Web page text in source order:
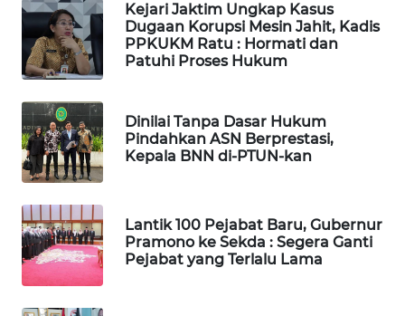
Kejari Jaktim Ungkap Kasus
Dugaan Korupsi Mesin Jahit, Kadis
PPKUKM Ratu : Hormati dan
Patuhi Proses Hukum
Dinilai Tanpa Dasar Hukum
Pindahkan ASN Berprestasi,
Kepala BNN di-PTUN-kan
Lantik 100 Pejabat Baru, Gubernur
Pramono ke Sekda : Segera Ganti
Pejabat yang Terlalu Lama
WN
TAPANULI
TENGAH
WN DELI
SERDANG
WN
TINGGI
WN
PAKPAK